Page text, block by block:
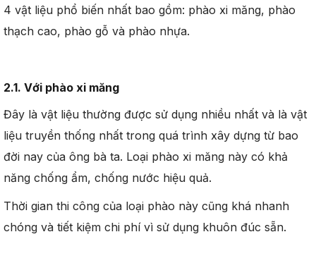
4 vật liệu phổ biến nhất bao gồm: phào xi măng, phào
thạch cao, phào gỗ và phào nhựa.
2.1. Với phào xi măng
Đây là vật liệu thường được sử dụng nhiều nhất và là vật
liệu truyền thống nhất trong quá trình xây dựng từ bao
đời nay của ông bà ta. Loại phào xi măng này có khả
năng chống ẩm, chống nước hiệu quả.
Thời gian thi công của loại phào này cũng khá nhanh
chóng và tiết kiệm chi phí vì sử dụng khuôn đúc sẵn.